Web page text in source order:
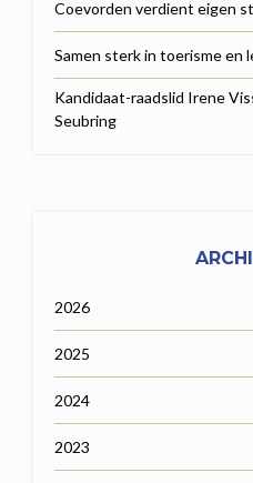
Coevorden verdient eigen
Samen sterk in toerisme en
Kandidaat-raadslid Irene
Seubring
2026
2025
2024
2023